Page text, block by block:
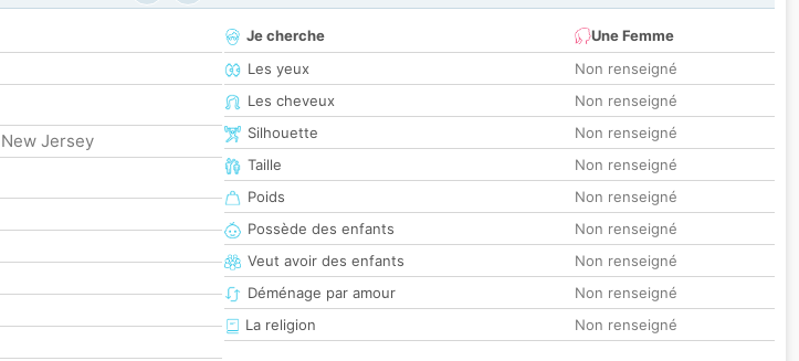
New Jersey
Je cherche
Une Femme
Les yeux
Non renseigné
Les cheveux
Non renseigné
Silhouette
Non renseigné
Taille
Non renseigné
Poids
Non renseigné
Possède des enfants
Non renseigné
Veut avoir des enfants
Non renseigné
Déménage par amour
Non renseigné
La religion
Non renseigné